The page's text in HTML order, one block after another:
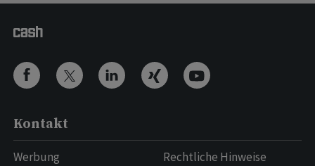
Kontakt
Werbung
Rechtliche Hinweise